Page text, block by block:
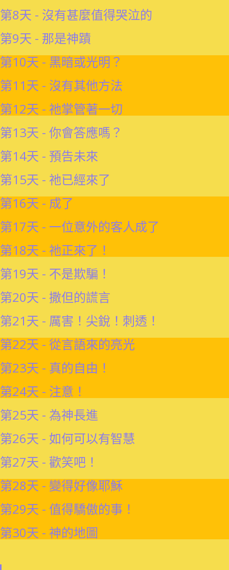
第8天 - 沒有甚麼值得哭泣的
第9天 - 那是神蹟
第10天 - 黑暗或光明？
第11天 - 沒有其他方法
第12天 - 祂掌管著一切
第13天 - 你會答應嗎？
第14天 - 預告未來
第15天 - 祂已經來了
第16天 - 成了
第17天 - 一位意外的客人成了
第18天 - 祂正來了！
第19天 - 不是欺騙！
第20天 - 撒但的謊言
第21天 - 厲害！尖銳！刺透！
第22天 - 從言語來的亮光
第23天 - 真的自由！
第24天 - 注意！
第25天 - 為神長進
第26天 - 如何可以有智慧
第27天 - 歡笑吧！
第28天 - 變得好像耶穌
第29天 - 值得驕傲的事！
第30天 - 神的地圖